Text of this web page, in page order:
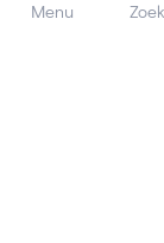
Menu